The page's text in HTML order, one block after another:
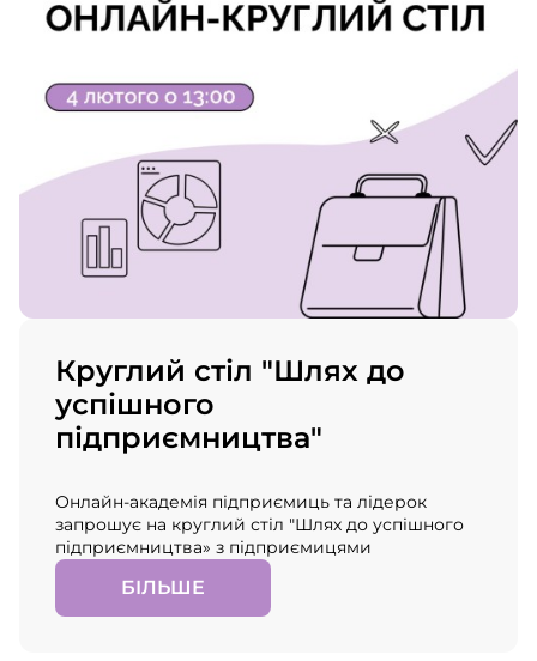
Круглий стіл "Шлях до
успішного
підприємництва"
Онлайн-академія підприємиць та лідерок
запрошує на круглий стіл "Шлях до успішного
підприємництва» з підприємицями
БІЛЬШЕ